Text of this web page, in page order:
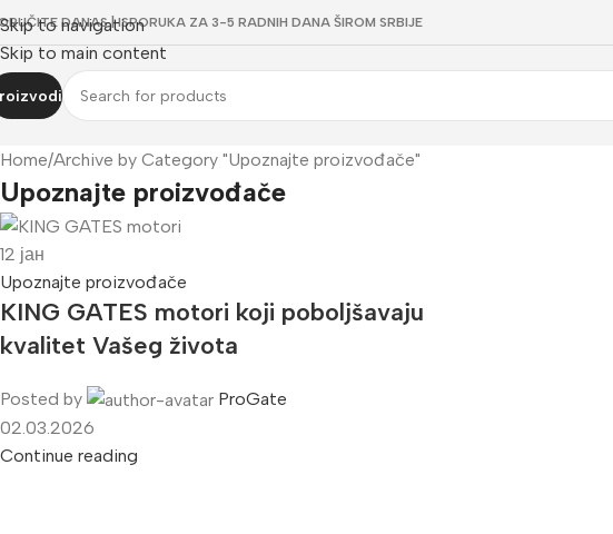
Skip to navigation
Skip to main content
DANAS | ISPORUKA ZA 3-5 RADNIH DANA ŠIROM SRBIJE
Home Archive by Category "Upoznajte proizvođače"
Upoznajte proizvođače
12 јан
Upoznajte proizvođače
KING GATES motori koji poboljšavaju
kvalitet Vašeg života
Posted by
ProGate
02.03.2026
Continue reading